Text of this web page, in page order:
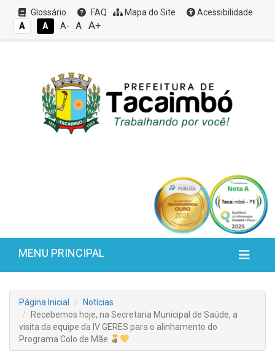
Glossário FAQ Mapa do Site
Acessibilidade
A
A A- A A+
MENU PRINCIPAL
Página Inicial
Notícias
Recebemos hoje, na Secretaria Municipal de Saúde, a
visita da equipe da IV GERES para o alinhamento do
Programa Colo de Mãe